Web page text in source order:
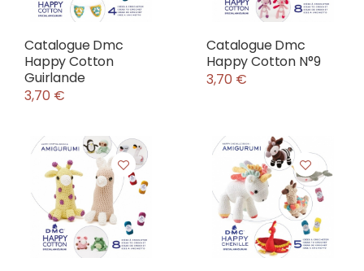
Catalogue Dmc
Happy Cotton
Guirlande
3,70 €
Catalogue Dmc
Happy Cotton N°9
3,70 €